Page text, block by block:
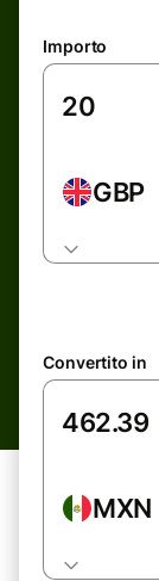
Importo
GBP
Convertito in
MXN